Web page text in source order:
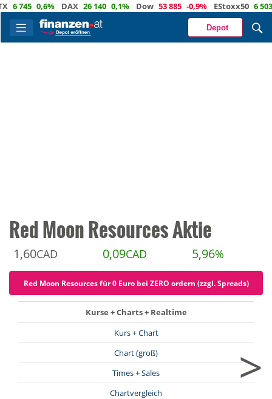
0,6% DAX 26 140 0,1% Dow 53 885 -0,9% EStoxx50 6 503
Depot
Red Moon Resources Aktie
1,60CAD 0,09CAD 5,96%
Red Moon Resources für 0 Euro bei ZERO ordern (zzgl. Spreads)
Kurse + Charts + Realtime
Kurs + Chart
Chart (groß)
Times + Sales
Chartvergleich
>